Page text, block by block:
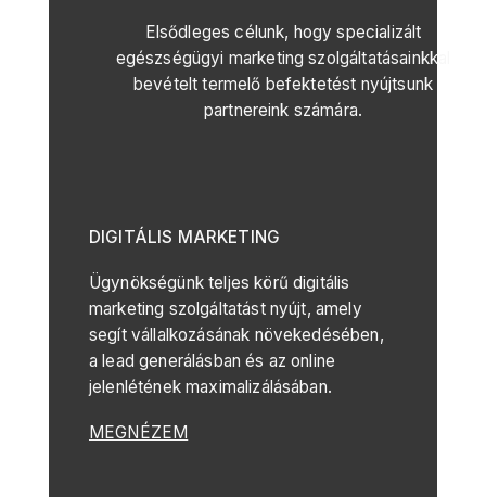
Elsődleges célunk, hogy specializált
egészségügyi marketing szolgáltatásainkkal
bevételt termelő befektetést nyújtsunk
partnereink számára.
DIGITÁLIS MARKETING
Ügynökségünk teljes körű digitális
marketing szolgáltatást nyújt, amely
segít vállalkozásának növekedésében,
a lead generálásban és az online
jelenlétének maximalizálásában.
MEGNÉZEM